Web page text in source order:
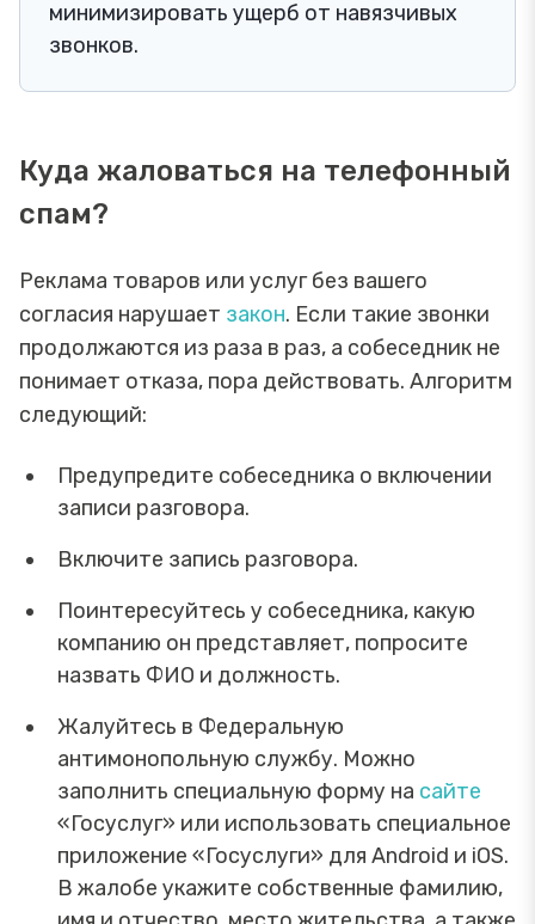
минимизировать ущерб от навязчивых
звонков.
Куда жаловаться на телефонный
спам?
Реклама товаров или услуг без вашего
согласия нарушает закон. Если такие звонки
продолжаются из раза в раз, а собеседник не
понимает отказа, пора действовать. Алгоритм
следующий:
Предупредите собеседника о включении
записи разговора.
Включите запись разговора.
Поинтересуйтесь у собеседника, какую
компанию он представляет, попросите
назвать ФИО и должность.
Жалуйтесь в Федеральную
антимонопольную службу. Можно
заполнить специальную форму на сайте
«Госуслуг» или использовать специальное
приложение «Госуслуги» для Android и iOS.
В жалобе укажите собственные фамилию,